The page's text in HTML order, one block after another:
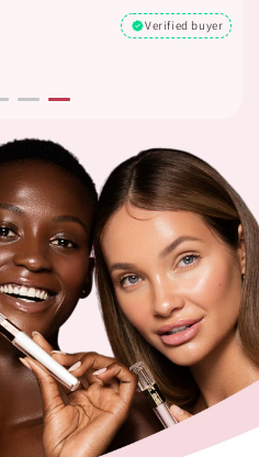
France